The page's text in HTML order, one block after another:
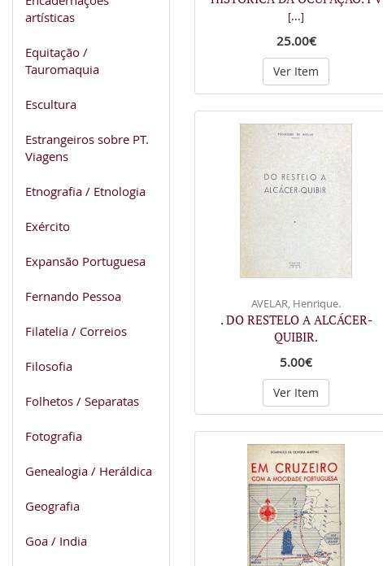
artísticas
Equitação /
Tauromaquia
Escultura
Estrangeiros sobre PT.
Viagens
Etnografia / Etnologia
Exército
Expansão Portuguesa
Fernando Pessoa
Filatelia / Correios
Filosofia
Folhetos / Separatas
Fotografia
Genealogia / Heráldica
Geografia
Goa / India
[...]
25.00€
Ver Item
AVELAR, Henrique.
. DO RESTELO A ALCÁCER-
QUIBIR.
5.00€
Ver Item